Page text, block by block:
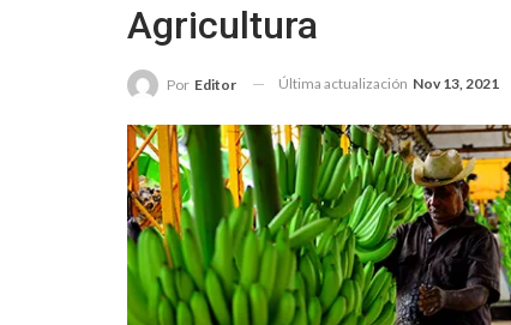
Agricultura
Por Editor Última actualización Nov 13, 2021